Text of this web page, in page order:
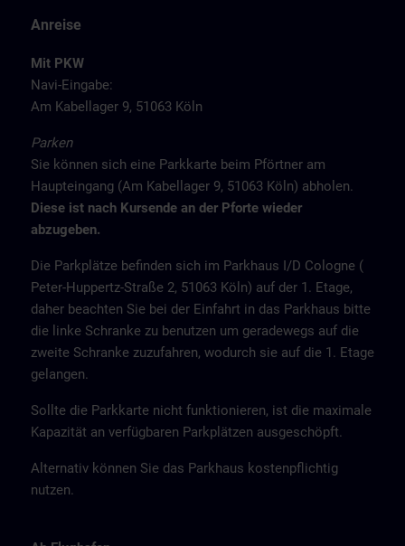
Anreise
Mit PKW
Navi-Eingabe:
Am Kabellager 9, 51063 Köln
Parken
Sie können sich eine Parkkarte beim Pförtner am
Haupteingang (Am Kabellager 9, 51063 Köln) abholen.
Diese ist nach Kursende an der Pforte wieder
abzugeben.
Die Parkplätze befinden sich im Parkhaus I/D Cologne (
Peter-Huppertz-Straße 2, 51063 Köln) auf der 1. Etage,
daher beachten Sie bei der Einfahrt in das Parkhaus bitte
die linke Schranke zu benutzen um geradewegs auf die
zweite Schranke zuzufahren, wodurch sie auf die 1. Etage
gelangen.
Sollte die Parkkarte nicht funktionieren, ist die maximale
Kapazität an verfügbaren Parkplätzen ausgeschöpft.
Alternativ können Sie das Parkhaus kostenpflichtig
nutzen.